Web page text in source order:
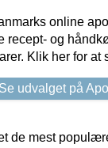
online
recept- og
Klik her for at
Se udvalget på
de mest